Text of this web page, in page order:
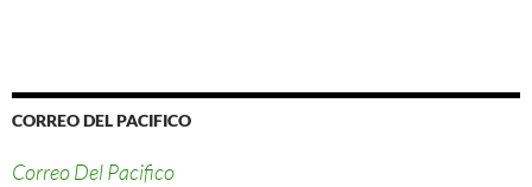
CORREO DEL PACIFICO
Correo Del Pacifico